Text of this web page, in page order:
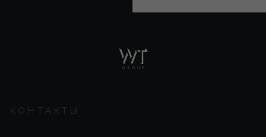
КОНТАКТЫ